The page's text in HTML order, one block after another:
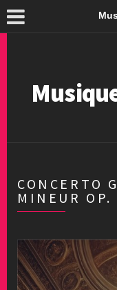
CONCERTO
MINEUR